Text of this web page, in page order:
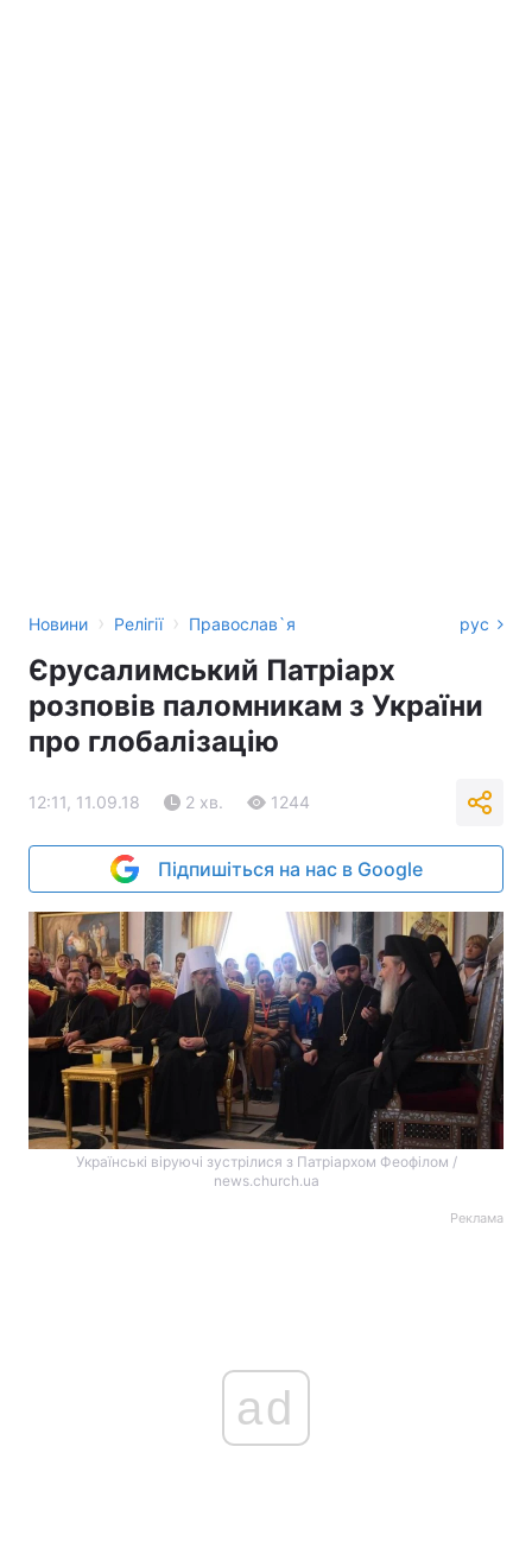
Новини › Релігії › Православ`я рус
Єрусалимський Патріарх
розповів паломникам з України
про глобалізацію
12:11, 11.09.18 2 хв. 1244
Підпишіться на нас в Google
Українські віруючі зустрілися з Патріархом Феофілом /
news.church.ua
Реклама
ad